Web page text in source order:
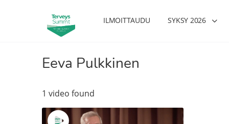
ILMOITTAUDU SYKSY 2026
Eeva Pulkkinen
1 video found